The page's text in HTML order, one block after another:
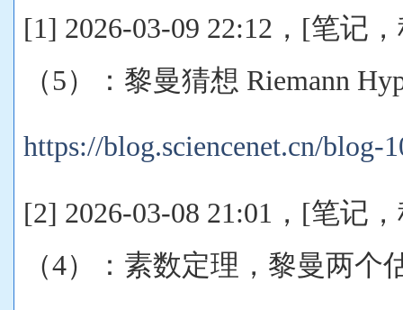
[1] 2026-03-09 22:12，[笔记
（5）：黎曼猜想 Riemann
https://blog.sciencenet.cn/blog-
[2] 2026-03-08 21:01，[笔记
（4）：素数定理，黎曼两个